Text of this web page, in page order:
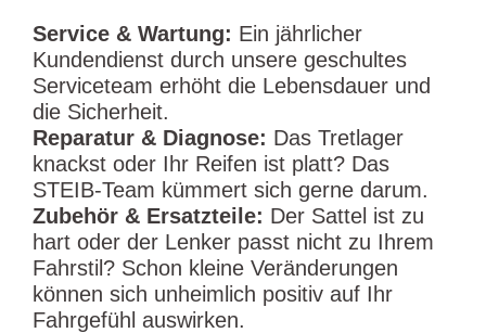
Service & Wartung: Ein jährlicher
Kundendienst durch unsere geschultes
Serviceteam erhöht die Lebensdauer und
die Sicherheit.
Reparatur & Diagnose: Das Tretlager
knackst oder Ihr Reifen ist platt? Das
STEIB-Team kümmert sich gerne darum.
Zubehör & Ersatzteile: Der Sattel ist zu
hart oder der Lenker passt nicht zu Ihrem
Fahrstil? Schon kleine Veränderungen
können sich unheimlich positiv auf Ihr
Fahrgefühl auswirken.